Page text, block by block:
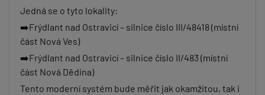
Jedná se o tyto lokality:
➡️Frýdlant nad Ostravicí – silnice číslo III/48418 (místní
část Nová Ves)
➡️Frýdlant nad Ostravicí – silnice číslo II/483 (místní
část Nová Dědina)
Tento moderní systém bude měřit jak okamžitou, tak i